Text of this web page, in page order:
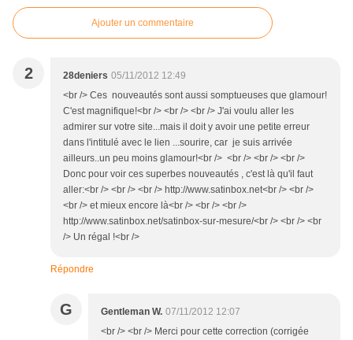
Ajouter un commentaire
2 28deniers 05/11/2012 12:49
<br /> Ces nouveautés sont aussi somptueuses que glamour!
C'est magnifique!<br /> <br /> <br /> J'ai voulu aller les
admirer sur votre site...mais il doit y avoir une petite erreur
dans l'intitulé avec le lien ...sourire, car je suis arrivée
ailleurs..un peu moins glamour!<br /> <br /> <br /> <br />
Donc pour voir ces superbes nouveautés , c'est là qu'il faut
aller:<br /> <br /> <br /> http://www.satinbox.net<br /> <br />
<br /> et mieux encore là<br /> <br /> <br />
http://www.satinbox.net/satinbox-sur-mesure/<br /> <br /> <br
/> Un régal !<br />
Répondre
G Gentleman W. 07/11/2012 12:07
<br /> <br /> Merci pour cette correction (corrigée